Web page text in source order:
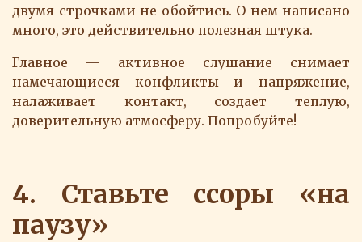
двумя строчками не обойтись. О нем написано
много, это действительно полезная штука.
Главное — активное слушание снимает
намечающиеся конфликты и напряжение,
налаживает контакт, создает теплую,
доверительную атмосферу. Попробуйте!
4. Ставьте ссоры «на
паузу»